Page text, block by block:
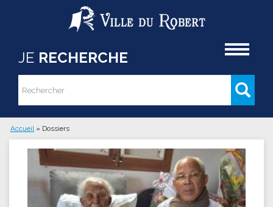
Aller au contenu principal
JE RECHERCHE
Formulaire de recherche
Rechercher
Vous êtes ici
Accueil » Dossiers